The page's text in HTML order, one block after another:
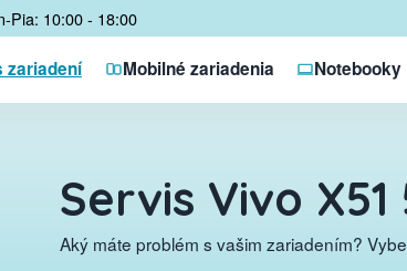
Pia: 10:00 - 18:00
zariadení Mobilné zariadenia Notebooky
Servis Vivo X51
Aký máte problém s vašim zariadením?